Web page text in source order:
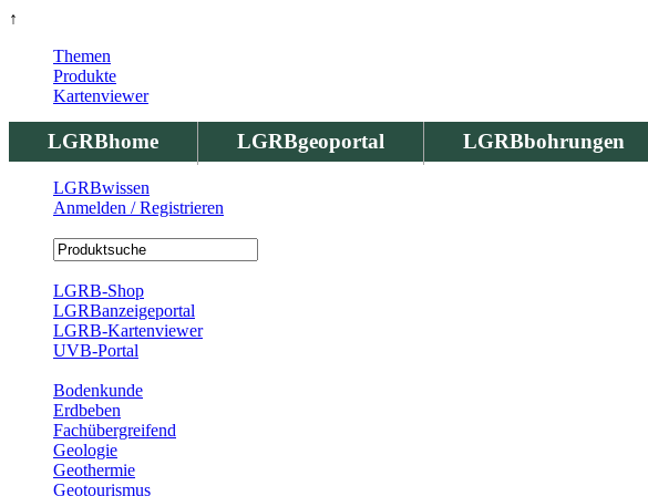
↑
LGRBhome LGRBgeoportal LGRBbohrungen
Themen
Produkte
Kartenviewer
LGRBwissen
Anmelden / Registrieren
LGRB-Shop
LGRBanzeigeportal
LGRB-Kartenviewer
UVB-Portal
Bodenkunde
Erdbeben
Fachübergreifend
Geologie
Geothermie
Geotourismus